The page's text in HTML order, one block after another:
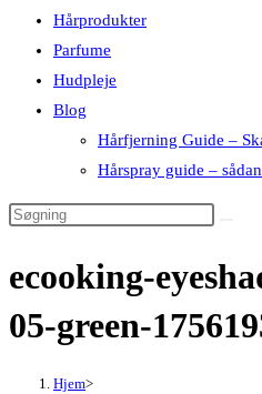
Hårprodukter
Parfume
Hudpleje
Blog
Hårfjerning Guide –
Hårspray guide –
ecooking-
05-green-
Hjem>